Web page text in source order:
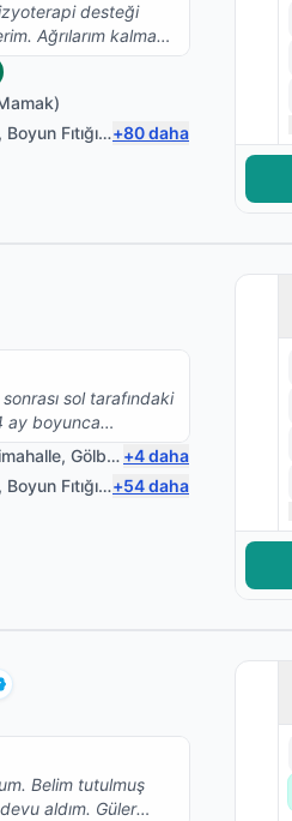
desteği
Ağrılarım kalmadı
benim gibi kronik
barışık hale
)
, Boyun Fıtığı,Omuz Bağ Yaralanması
+80daha
sol tarafındaki
ay boyunca
Ali Hocamız ile
büyük destek oldu.
sayesinde ablamın
, Gölbaşı )
+4daha
, Boyun Fıtığı,Protez Fizyoterapisi
+54daha
Belim tutulmuş
aldım. Güler